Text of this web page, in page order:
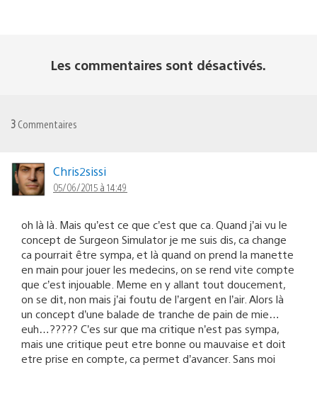
Les commentaires sont désactivés.
3 Commentaires
Chris2sissi
05/06/2015 à 14:49
oh là là. Mais qu’est ce que c’est que ca. Quand j’ai vu le
concept de Surgeon Simulator je me suis dis, ca change
ca pourrait être sympa, et là quand on prend la manette
en main pour jouer les medecins, on se rend vite compte
que c’est injouable. Meme en y allant tout doucement,
on se dit, non mais j’ai foutu de l’argent en l’air. Alors là
un concept d’une balade de tranche de pain de mie…
euh…????? C’es sur que ma critique n’est pas sympa,
mais une critique peut etre bonne ou mauvaise et doit
etre prise en compte, ca permet d’avancer. Sans moi